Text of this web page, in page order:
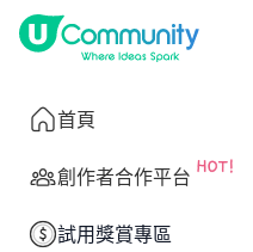
首頁
創作者合作平台
試用獎賞專區